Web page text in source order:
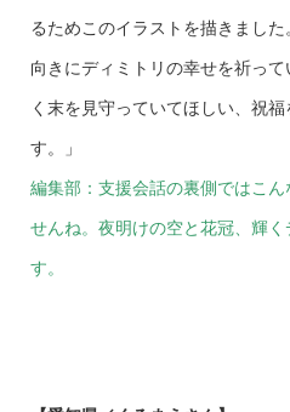
るためこのイラストを描きまし
向きにディミトリの幸せを祈っ
く末を見守っていてほしい、祝
す。」
編集部：支援会話の裏側ではこ
せんね。夜明けの空と花冠、輝
す。